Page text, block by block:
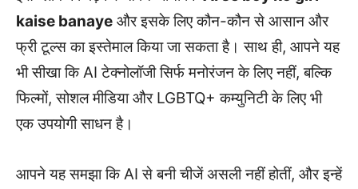
kaise banaye और इसके लिए कौन-कौन से आसान और
फ्री टूल्स का इस्तेमाल किया जा सकता है। साथ ही, आपने यह
भी सीखा कि AI टेक्नोलॉजी सिर्फ मनोरंजन के लिए नहीं, बल्कि
फिल्मों, सोशल मीडिया और LGBTQ+ कम्युनिटी के लिए भी
एक उपयोगी साधन है।
आपने यह समझा कि AI से बनी चीजें असली नहीं होतीं, और इन्हें